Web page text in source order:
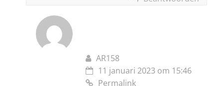
AR158
11 januari 2023 om 15:46
Permalink